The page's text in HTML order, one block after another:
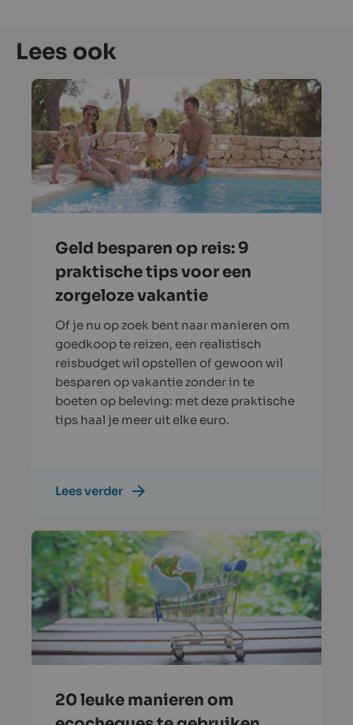
Lees ook
Geld besparen op reis: 9
praktische tips voor een
zorgeloze vakantie
Of je nu op zoek bent naar manieren om
goedkoop te reizen, een realistisch
reisbudget wil opstellen of gewoon wil
besparen op vakantie zonder in te
boeten op beleving: met deze praktische
tips haal je meer uit elke euro.
Lees verder
20 leuke manieren om